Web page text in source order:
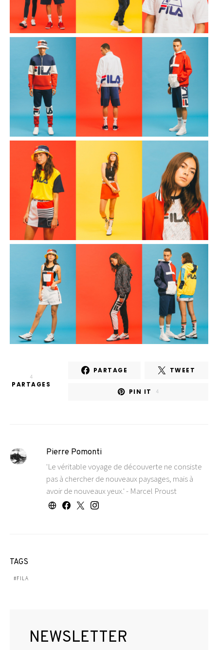
4
PARTAGES
PARTAGE TWEET
PIN IT 4
Pierre Pomonti
'Le véritable voyage de découverte ne consiste
pas à chercher de nouveaux paysages, mais à
avoir de nouveaux yeux.' - Marcel Proust
TAGS
FILA
NEWSLETTER